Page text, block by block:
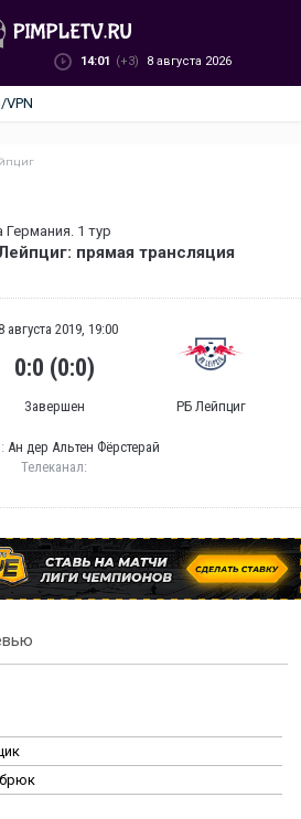
14:01 (+3) 8 августа 2026
Германия. 1 тур
прямая трансляция
августа 2019, 19:00
0:0 (0:0)
Завершен РБ Лейпциг
Ан дер Альтен Фёрстерай
Телеканал: